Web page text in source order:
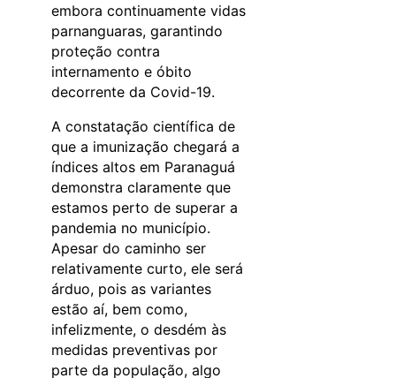
embora continuamente vidas
parnanguaras, garantindo
proteção contra
internamento e óbito
decorrente da Covid-19.
A constatação científica de
que a imunização chegará a
índices altos em Paranaguá
demonstra claramente que
estamos perto de superar a
pandemia no município.
Apesar do caminho ser
relativamente curto, ele será
árduo, pois as variantes
estão aí, bem como,
infelizmente, o desdém às
medidas preventivas por
parte da população, algo